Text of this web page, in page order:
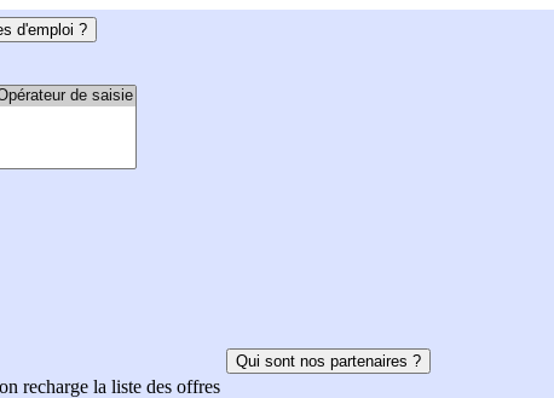
d'emploi ?
recharge la liste des offres
Qui sont nos partenaires ?